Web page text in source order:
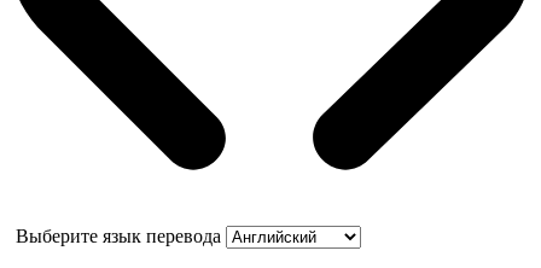
Выберите язык перевода